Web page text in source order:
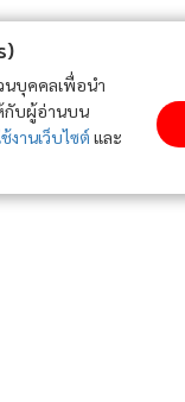
นบุคคลเพื่อนำ
กับผู้อ่านบน
งานเว็บไซต์ และ